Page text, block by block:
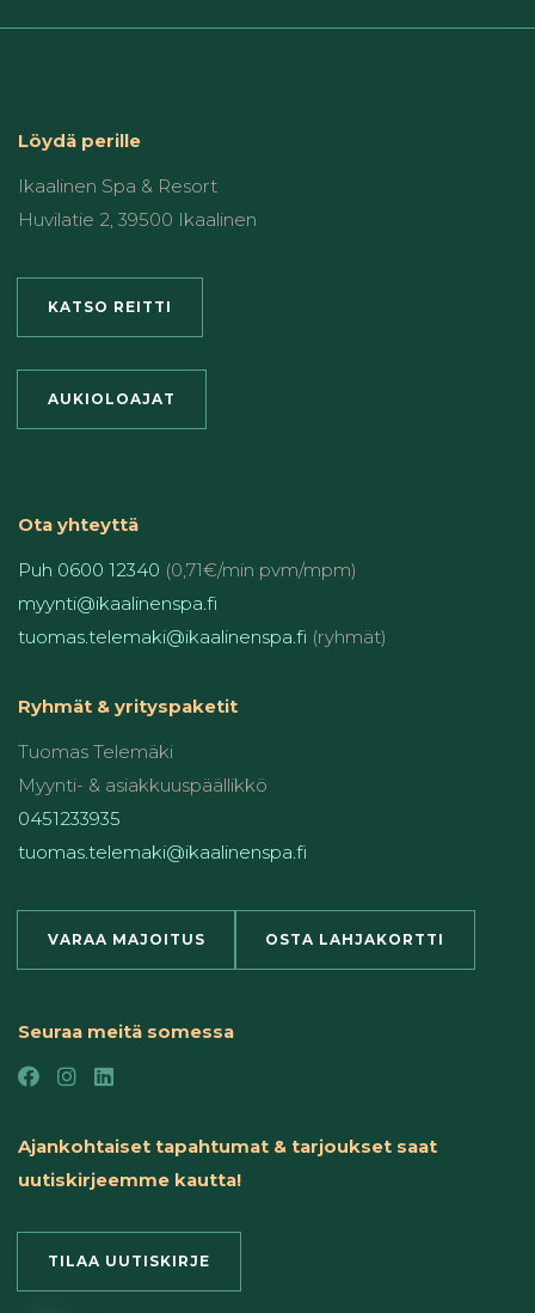
Löydä perille
Ikaalinen Spa & Resort
Huvilatie 2, 39500 Ikaalinen
KATSO REITTI
AUKIOLOAJAT
Ota yhteyttä
Puh 0600 12340 (0,71€/min pvm/mpm)
myynti@ikaalinenspa.fi
tuomas.telemaki@ikaalinenspa.fi (ryhmät)
Ryhmät & yrityspaketit
Tuomas Telemäki
Myynti- & asiakkuuspäällikkö
0451233935
tuomas.telemaki@ikaalinenspa.fi
VARAA MAJOITUS OSTA LAHJAKORTTI
Seuraa meitä somessa
Ajankohtaiset tapahtumat & tarjoukset saat
uutiskirjeemme kautta!
TILAA UUTISKIRJE